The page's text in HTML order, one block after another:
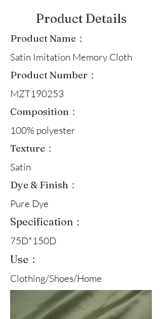
​Product Details
Product Name：
Satin Imitation Memory Cloth
Product Number：
MZT190253
Composition：
100% polyester
Texture：
Satin
Dye & Finish：
Pure Dye
Specification：
75D*150D
Use：
Clothing/Shoes/Home